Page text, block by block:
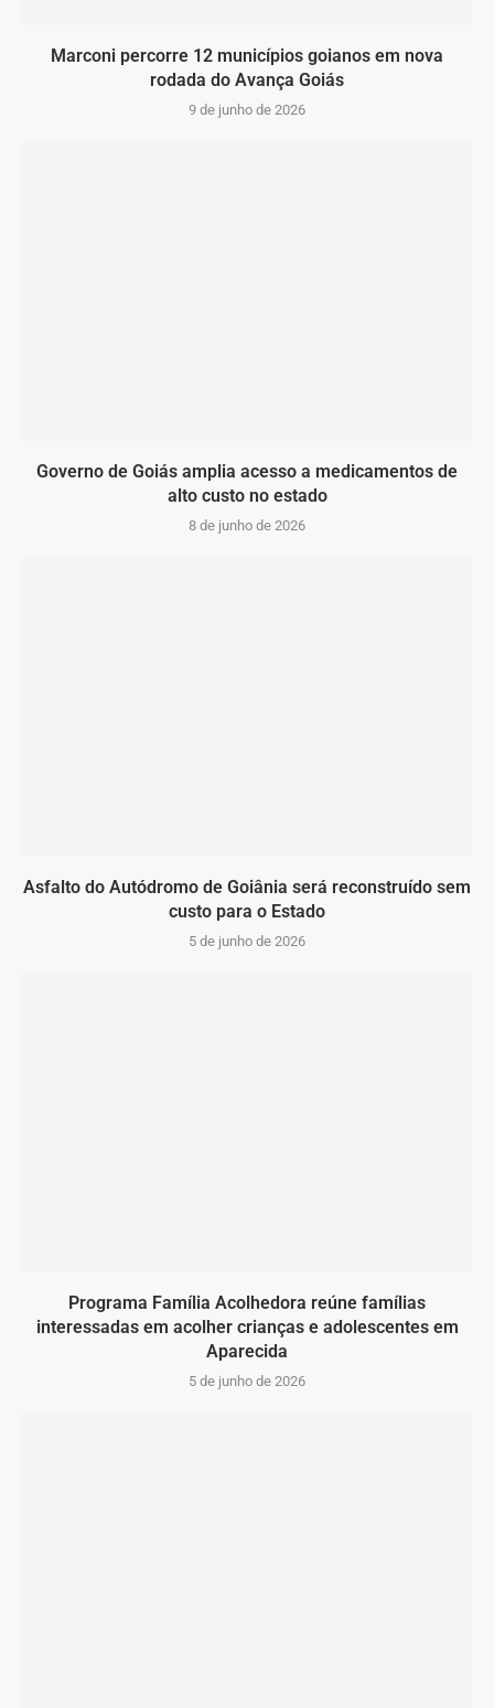
Marconi percorre 12 municípios goianos em nova
rodada do Avança Goiás
9 de junho de 2026
Governo de Goiás amplia acesso a medicamentos de
alto custo no estado
8 de junho de 2026
Asfalto do Autódromo de Goiânia será reconstruído sem
custo para o Estado
5 de junho de 2026
Programa Família Acolhedora reúne famílias
interessadas em acolher crianças e adolescentes em
Aparecida
5 de junho de 2026